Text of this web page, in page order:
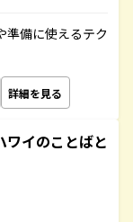
準備に使えるテク
詳細を見る
ワイのことばと